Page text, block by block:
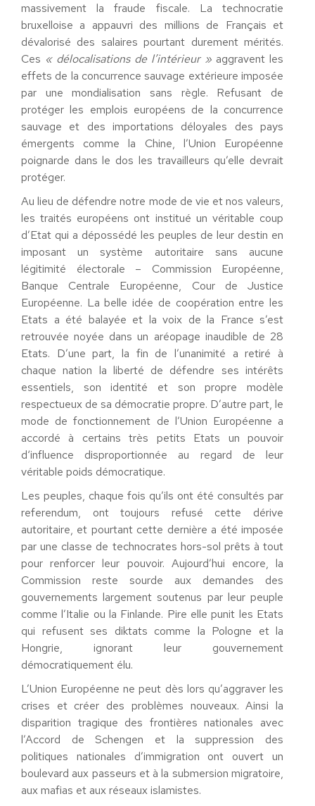
massivement la fraude fiscale. La technocratie
bruxelloise a appauvri des millions de Français et
dévalorisé des salaires pourtant durement mérités.
Ces « délocalisations de l’intérieur » aggravent les
effets de la concurrence sauvage extérieure imposée
par une mondialisation sans règle. Refusant de
protéger les emplois européens de la concurrence
sauvage et des importations déloyales des pays
émergents comme la Chine, l’Union Européenne
poignarde dans le dos les travailleurs qu’elle devrait
protéger.
Au lieu de défendre notre mode de vie et nos valeurs,
les traités européens ont institué un véritable coup
d’Etat qui a dépossédé les peuples de leur destin en
imposant un système autoritaire sans aucune
légitimité électorale – Commission Européenne,
Banque Centrale Européenne, Cour de Justice
Européenne. La belle idée de coopération entre les
Etats a été balayée et la voix de la France s’est
retrouvée noyée dans un aréopage inaudible de 28
Etats. D’une part, la fin de l’unanimité a retiré à
chaque nation la liberté de défendre ses intérêts
essentiels, son identité et son propre modèle
respectueux de sa démocratie propre. D’autre part, le
mode de fonctionnement de l’Union Européenne a
accordé à certains très petits Etats un pouvoir
d‘influence disproportionnée au regard de leur
véritable poids démocratique.
Les peuples, chaque fois qu’ils ont été consultés par
referendum, ont toujours refusé cette dérive
autoritaire, et pourtant cette dernière a été imposée
par une classe de technocrates hors-sol prêts à tout
pour renforcer leur pouvoir. Aujourd’hui encore, la
Commission reste sourde aux demandes des
gouvernements largement soutenus par leur peuple
comme l’Italie ou la Finlande. Pire elle punit les Etats
qui refusent ses diktats comme la Pologne et la
Hongrie, ignorant leur gouvernement
démocratiquement élu.
L’Union Européenne ne peut dès lors qu’aggraver les
crises et créer des problèmes nouveaux. Ainsi la
disparition tragique des frontières nationales avec
l’Accord de Schengen et la suppression des
politiques nationales d’immigration ont ouvert un
boulevard aux passeurs et à la submersion migratoire,
aux mafias et aux réseaux islamistes.